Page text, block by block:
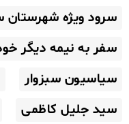
سرود ویژه شهرستان
سفر به نیمه دیگر
سیاسیون سبزوار
سید جلیل کاظمی